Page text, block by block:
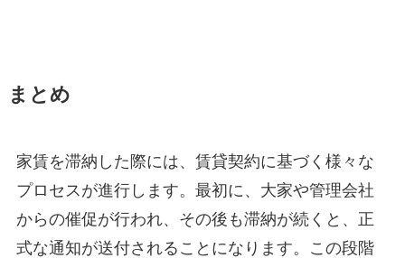
まとめ
家賃を滞納した際には、賃貸契約に基づく様々な
プロセスが進行します。最初に、大家や管理会社
からの催促が行われ、その後も滞納が続くと、正
式な通知が送付されることになります。この段階